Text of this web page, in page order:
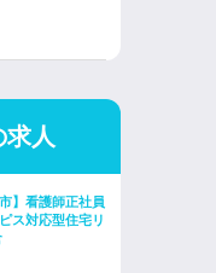
人
】看護師正社員
ス対応型住宅リ